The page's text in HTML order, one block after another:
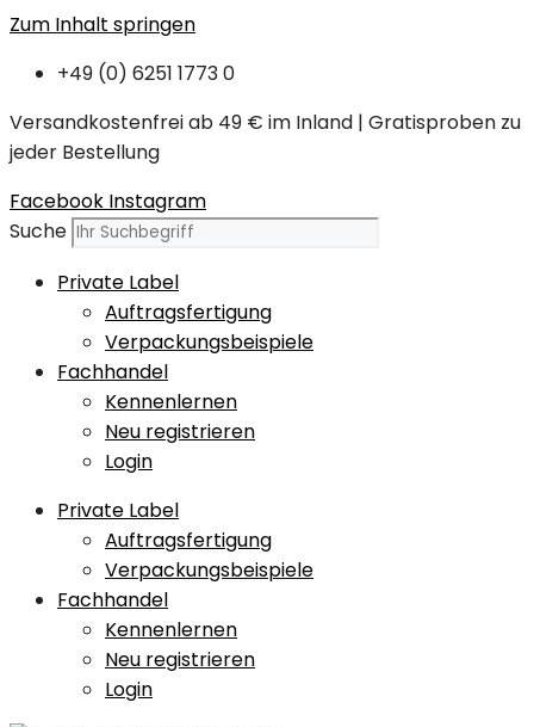
Zum Inhalt springen
+49 (0) 6251 1773 0
Versandkostenfrei ab 49 € im Inland | Gratisproben zu
jeder Bestellung
Facebook Instagram
Suche
Private Label
Auftragsfertigung
Verpackungsbeispiele
Fachhandel
Kennenlernen
Neu registrieren
Login
Private Label
Auftragsfertigung
Verpackungsbeispiele
Fachhandel
Kennenlernen
Neu registrieren
Login